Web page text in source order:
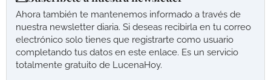
Ahora también te mantenemos informado a través de
nuestra newsletter diaria. Si deseas recibirla en tu correo
electrónico solo tienes que registrarte como usuario
completando tus datos en este enlace. Es un servicio
totalmente gratuito de LucenaHoy.